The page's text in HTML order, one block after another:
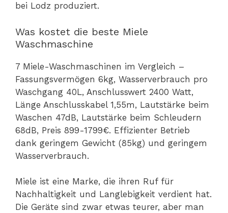
bei Lodz produziert.
Was kostet die beste Miele
Waschmaschine
7 Miele-Waschmaschinen im Vergleich –
Fassungsvermögen 6kg, Wasserverbrauch pro
Waschgang 40L, Anschlusswert 2400 Watt,
Länge Anschlusskabel 1,55m, Lautstärke beim
Waschen 47dB, Lautstärke beim Schleudern
68dB, Preis 899-1799€. Effizienter Betrieb
dank geringem Gewicht (85kg) und geringem
Wasserverbrauch.
Miele ist eine Marke, die ihren Ruf für
Nachhaltigkeit und Langlebigkeit verdient hat.
Die Geräte sind zwar etwas teurer, aber man